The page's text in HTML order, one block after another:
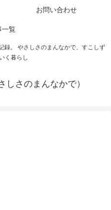
録。 やさしさのまんなかで、すこしず
く暮らし
しさのまんなかで）
お問い合わせ
一覧